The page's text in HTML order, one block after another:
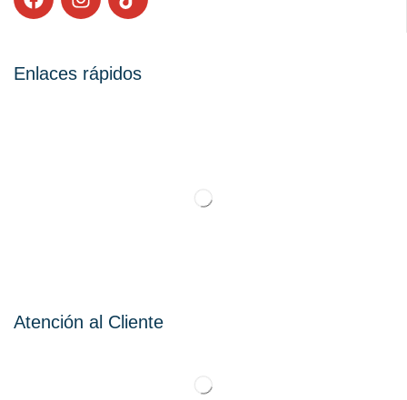
Enlaces rápidos
Atención al Cliente